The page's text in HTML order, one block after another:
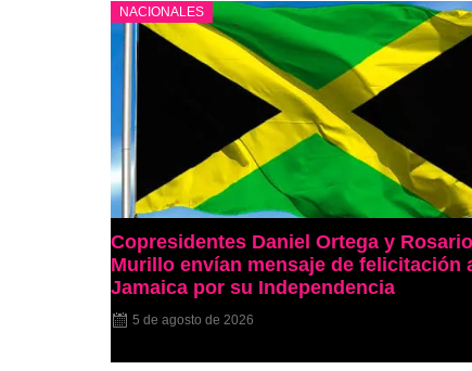
NACIONALES
Copresidentes Daniel Ortega y Rosario
Murillo envían mensaje de felicitación
Jamaica por su Independencia
5 de agosto de 2026